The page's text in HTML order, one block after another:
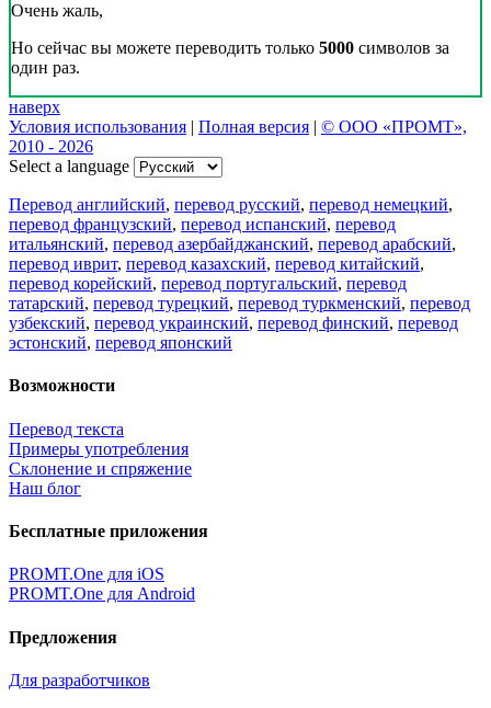
Очень жаль,
Но сейчас вы можете переводить только 5000 символов за
один раз.
наверх
Условия использования | Полная версия | © ООО «ПРОМТ»,
2010 - 2026
Select a language
Перевод английский, перевод русский, перевод немецкий,
перевод французский, перевод испанский, перевод
итальянский, перевод азербайджанский, перевод арабский,
перевод иврит, перевод казахский, перевод китайский,
перевод корейский, перевод португальский, перевод
татарский, перевод турецкий, перевод туркменский, перевод
узбекский, перевод украинский, перевод финский, перевод
эстонский, перевод японский
Возможности
Перевод текста
Примеры употребления
Склонение и спряжение
Наш блог
Бесплатные приложения
PROMT.One для iOS
PROMT.One для Android
Предложения
Для разработчиков